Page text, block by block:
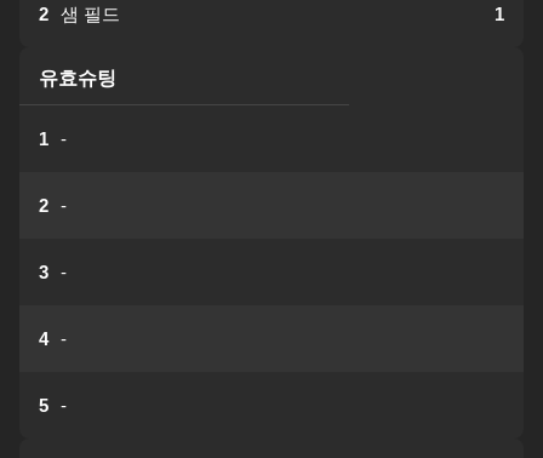
2 샘 필드 1
유효슈팅
1 -
2 -
3 -
4 -
5 -